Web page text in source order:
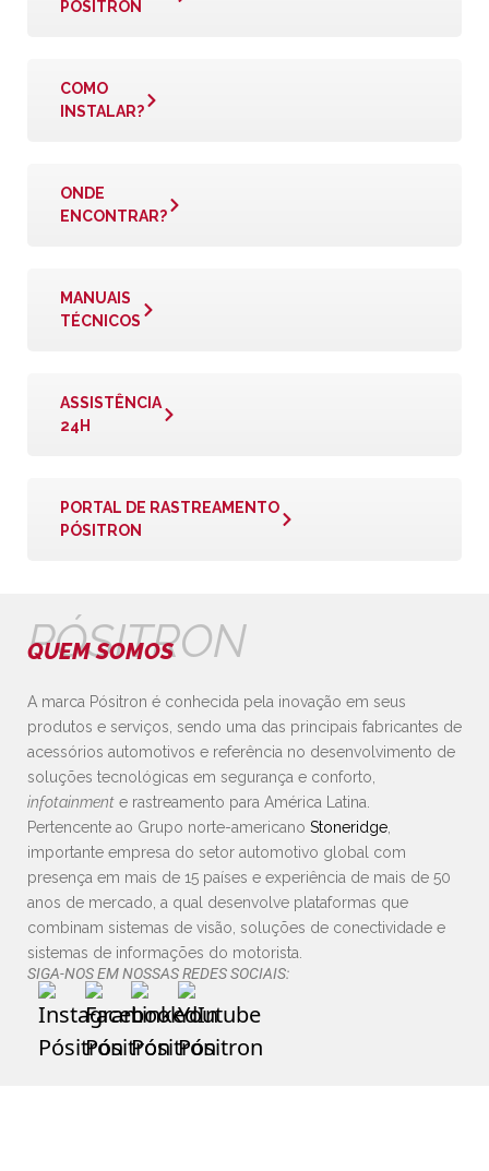
PÓSITRON
COMO
INSTALAR?
ONDE
ENCONTRAR?
MANUAIS
TÉCNICOS
ASSISTÊNCIA
24H
PORTAL DE RASTREAMENTO
PÓSITRON
PÓSITRON
QUEM SOMOS
A marca Pósitron é conhecida pela inovação em seus
produtos e serviços, sendo uma das principais fabricantes de
acessórios automotivos e referência no desenvolvimento de
soluções tecnológicas em segurança e conforto,
infotainment e rastreamento para América Latina.
Pertencente ao Grupo norte-americano Stoneridge,
importante empresa do setor automotivo global com
presença em mais de 15 países e experiência de mais de 50
anos de mercado, a qual desenvolve plataformas que
combinam sistemas de visão, soluções de conectividade e
sistemas de informações do motorista.
SIGA-NOS EM NOSSAS REDES SOCIAIS: